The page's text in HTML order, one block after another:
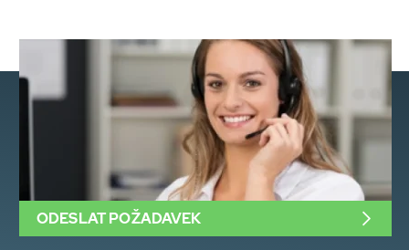
ODESLAT POŽADAVEK